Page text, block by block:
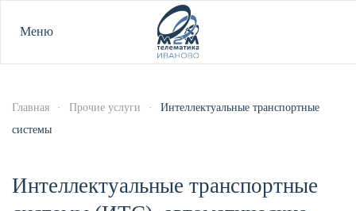
Меню
Главная Прочие услуги
Интеллектуальные транспортные
системы
Интеллектуальные транспортные